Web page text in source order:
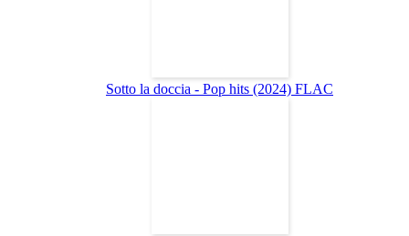
Sotto la doccia - Pop hits (2024) FLAC